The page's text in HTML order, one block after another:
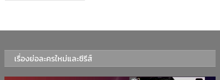
เรื่องย่อละครใหม่และซีรีส์